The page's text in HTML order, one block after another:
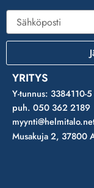
Sähköposti
YRITYS
Y-tunnus: 3384110-5
puh. 050 362 2189
Musakuja 2, 37800